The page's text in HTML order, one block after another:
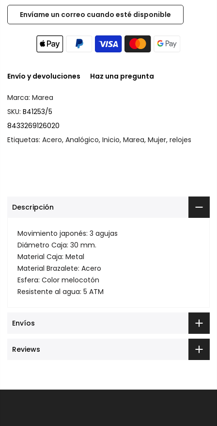
Envío y devoluciones Haz una pregunta
Marca: Marea
SKU: B41253/5
8433269126020
Etiquetas: Acero, Analógico, Inicio, Marea, Mujer, relojes
Descripción
Movimiento japonés: 3 agujas
Diámetro Caja: 30 mm.
Material Caja: Metal
Material Brazalete: Acero
Esfera: Color melocotón
Resistente al agua: 5 ATM
Envíos
Reviews